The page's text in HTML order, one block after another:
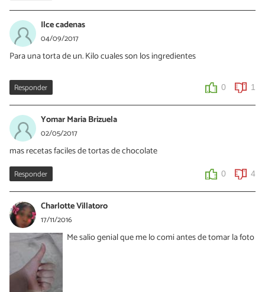
Ilce cadenas
04/09/2017
Para una torta de un. Kilo cuales son los ingredientes
Responder 0 1
Yomar Maria Brizuela
02/05/2017
mas recetas faciles de tortas de chocolate
Responder 0 4
Charlotte Villatoro
17/11/2016
Me salio genial que me lo comi antes de tomar la foto